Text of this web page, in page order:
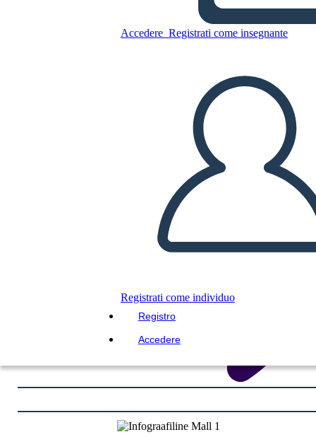
Accedere Registrati come insegnante
Registrati come individuo
Registro
Accedere
Copia questo Storyboard
CREARE UNO STORYBOARD
RIPRODURRE LA PRESENTAZIONE
LEGGIMI